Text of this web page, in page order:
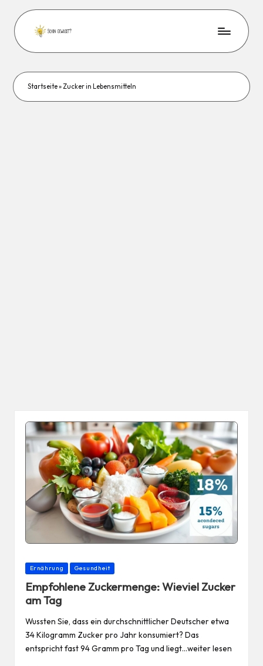
Startseite»Zucker in Lebensmitteln
Posted
Ernährung Gesundheit
Empfohlene Zuckermenge: Wieviel Zucker
am Tag
Wussten Sie, dass ein durchschnittlicher Deutscher etwa
34 Kilogramm Zucker pro Jahr konsumiert? Das
entspricht fast 94 Gramm pro Tag und liegt…weiter lesen